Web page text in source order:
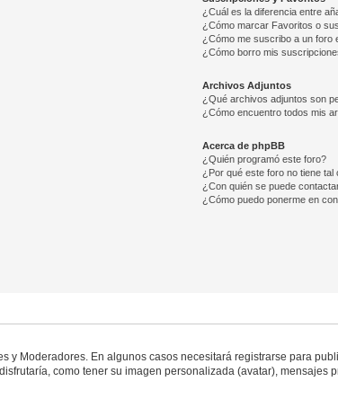
¿Cuál es la diferencia entre
¿Cómo marcar Favoritos o
¿Cómo me suscribo a un foro
¿Cómo borro mis
Archivos Adjuntos
¿Qué archivos adjuntos son
¿Cómo encuentro todos mis
Acerca de phpBB
¿Quién programó este foro?
¿Por qué este foro no tiene tal
¿Con quién se puede
¿Cómo puedo ponerme en
y Moderadores. En algunos casos necesitará registrarse para
como tener su imagen personalizada (avatar), mensajes